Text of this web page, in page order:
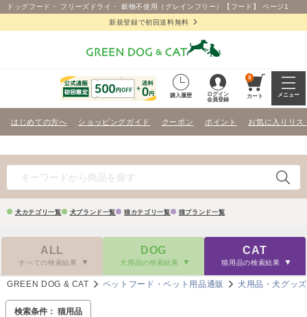
ドッグフード・ フリーズドライ・ 穀物不使用（グレインフリー）【フード】 ページ1
新規登録で初回送料無料
購入履歴
ログイン
会員登録
0
カート メニュー
はじめての方へ ショッピングガイド クーポン ポイント お気に入りリス
犬カテゴリ一覧 犬ブランド一覧 猫カテゴリ一覧 猫ブランド一覧
ALL
すべての検索結果
DOG
犬用品の検索結果
CAT
猫用品の検索結果
GREEN DOG & CAT ペットフード・ペット用品通販 犬用品・犬グッズ
検索条件： 猫用品